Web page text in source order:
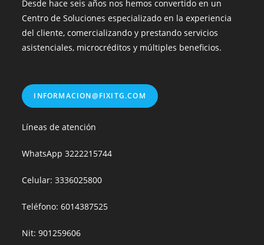
Desde hace seis años nos hemos convertido en un
Centro de Soluciones especializado en la experiencia
del cliente, comercializando y prestando servicios
asistenciales, microcréditos y múltiples beneficios.
INFORMACION@FIXITG.COM
Líneas de atención
WhatsApp3222215744
Celular: 3336025800
Teléfono: 6014387525
Nit: 901259606